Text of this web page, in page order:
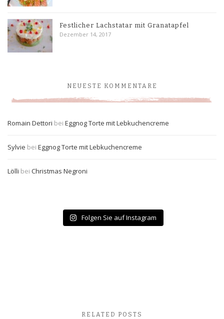
Festlicher Lachstatar mit Granatapfel
Dezember 14, 2017
NEUESTE KOMMENTARE
Romain Dettori bei Eggnog Torte mit Lebkuchencreme
Sylvie bei Eggnog Torte mit Lebkuchencreme
Lölli bei Christmas Negroni
Folgen Sie auf Instagram
RELATED POSTS